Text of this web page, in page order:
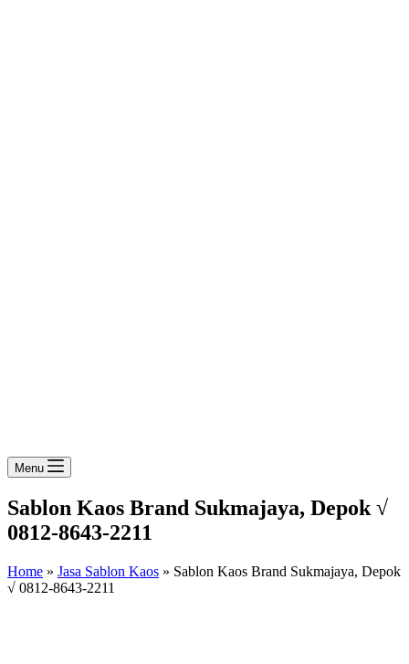
Menu
Sablon Kaos Brand Sukmajaya, Depok √
0812-8643-2211
Home » Jasa Sablon Kaos » Sablon Kaos Brand Sukmajaya, Depok
√ 0812-8643-2211